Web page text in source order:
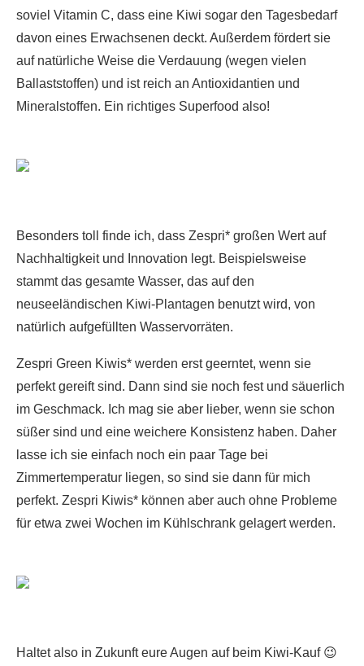
soviel Vitamin C, dass eine Kiwi sogar den Tagesbedarf
davon eines Erwachsenen deckt. Außerdem fördert sie
auf natürliche Weise die Verdauung (wegen vielen
Ballaststoffen) und ist reich an Antioxidantien und
Mineralstoffen. Ein richtiges Superfood also!
Besonders toll finde ich, dass Zespri* großen Wert auf
Nachhaltigkeit und Innovation legt. Beispielsweise
stammt das gesamte Wasser, das auf den
neuseeländischen Kiwi-Plantagen benutzt wird, von
natürlich aufgefüllten Wasservorräten.
Zespri Green Kiwis* werden erst geerntet, wenn sie
perfekt gereift sind. Dann sind sie noch fest und säuerlich
im Geschmack. Ich mag sie aber lieber, wenn sie schon
süßer sind und eine weichere Konsistenz haben. Daher
lasse ich sie einfach noch ein paar Tage bei
Zimmertemperatur liegen, so sind sie dann für mich
perfekt. Zespri Kiwis* können aber auch ohne Probleme
für etwa zwei Wochen im Kühlschrank gelagert werden.
Haltet also in Zukunft eure Augen auf beim Kiwi-Kauf 😉